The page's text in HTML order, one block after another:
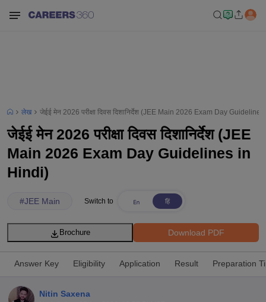
लेख जेईई मेन 2026 परीक्षा दिवस दिशानिर्देश (JEE Main 2026 Exam Day
जेईई मेन 2026 परीक्षा दिवस दिशानिर्देश (JEE
Main 2026 Exam Day Guidelines in
Hindi)
#JEE Main Switch to
Download PDF
Brochure
Answer Key Eligibility Application Result Preparation
Nitin Saxena